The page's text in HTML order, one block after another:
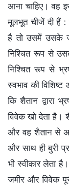
आना चाहिए। वह
मूलभूत चीजें दी हैं :
है तो उसमें उसके
निश्चित रूप से
निश्चित रूप से
स्वभाव की
कि शैतान द्वारा
विवेक खो देता है।
और वह शैतान से
और साथ ही बुरी
भी स्वीकार लेता
जमीर और विवेक